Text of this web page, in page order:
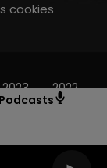
Podcasts
cookies
2023 2022